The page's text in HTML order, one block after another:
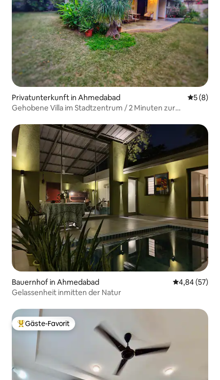
Privatunterkunft in Ahmedabad
5 (8)
Gehobene Villa im Stadtzentrum / 2 Minuten zur
Bauernhof in Ahmedabad
4,84 (57)
Gelassenheit inmitten der Natur
Beliebter Gäste-Favorit.
Gäste-Favorit